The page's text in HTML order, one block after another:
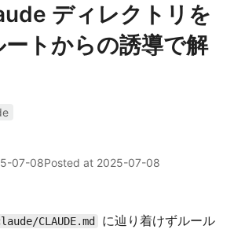
ディレクトリを
ートからの誘導で解
07-08Posted at 2025-07-08
CLAUDE.md
に辿り着けずルール